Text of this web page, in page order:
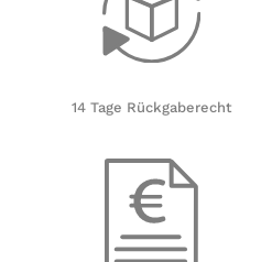
14 Tage Rückgaberecht